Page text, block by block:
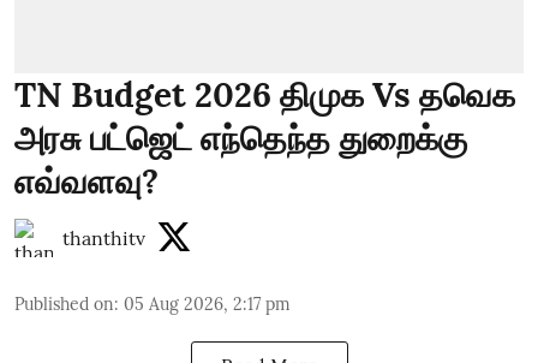
TN Budget 2026 திமுக Vs தவெக
அரசு பட்ஜெட் எந்தெந்த துறைக்கு
எவ்வளவு?
thanthitv
Published on: 05 Aug 2026, 2:17 pm